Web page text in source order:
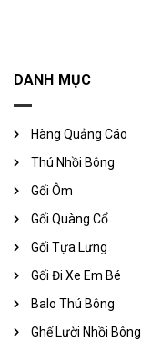
DANH MỤC
Hàng Quảng Cáo
Thú Nhồi Bông
Gối Ôm
Gối Quàng Cổ
Gối Tựa Lưng
Gối Đi Xe Em Bé
Balo Thú Bông
Ghế Lười Nhồi Bông